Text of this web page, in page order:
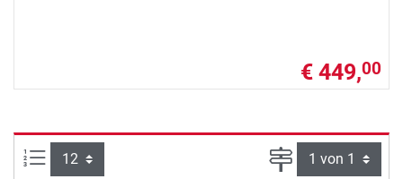
€ 449,00
Artikel pro Seite: Seite